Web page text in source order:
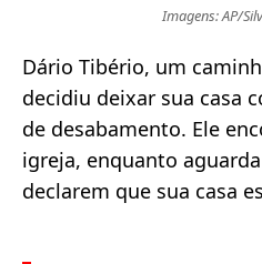
Imagens: AP/
Dário Tibério, um
decidiu deixar sua casa
de desabamento. Ele
igreja, enquanto
declarem que sua casa